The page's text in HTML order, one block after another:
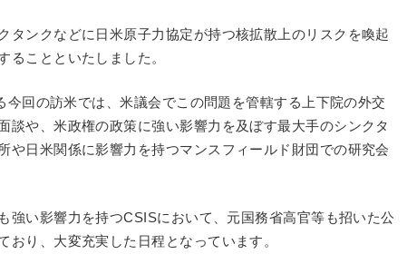
タンクなどに日米原子力協定が持つ核拡散上のリスクを喚起
ることといたしました。
今回の訪米では、米議会でこの問題を管轄する上下院の外交
談や、米政権の政策に強い影響力を及ぼす最大手のシンクタ
や日米関係に影響力を持つマンスフィールド財団での研究会
強い影響力を持つCSISにおいて、元国務省高官等も招いた公
おり、大変充実した日程となっています。